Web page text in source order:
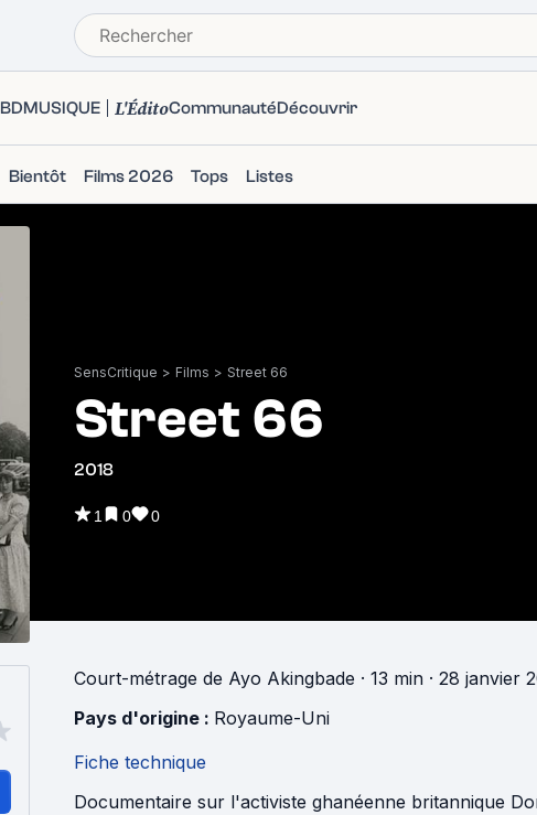
BDMUSIQUE L'ÉditoCommunautéDécouvrir
Bientôt Films 2026 Tops Listes
SensCritique > Films > Street 66
Street 66
2018
1 0 0
Court-métrage de Ayo Akingbade · 13 min · 28 janvier
Pays d'origine : Royaume-Uni
Fiche technique
Documentaire sur l'activiste ghanéenne britannique